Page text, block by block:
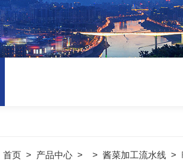
首页> 产品中心> > 酱菜加工流水线>